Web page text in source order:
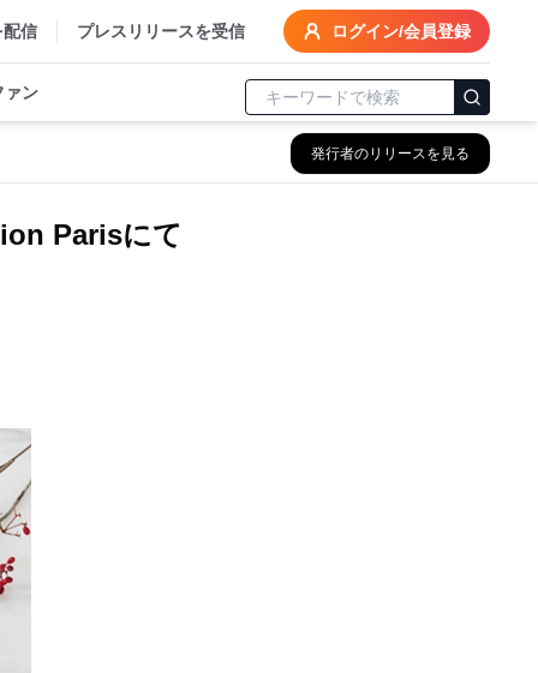
配信 プレスリリースを受信 ログイン/会員登録
ァン
発行者のリリースを見る
Parisにて